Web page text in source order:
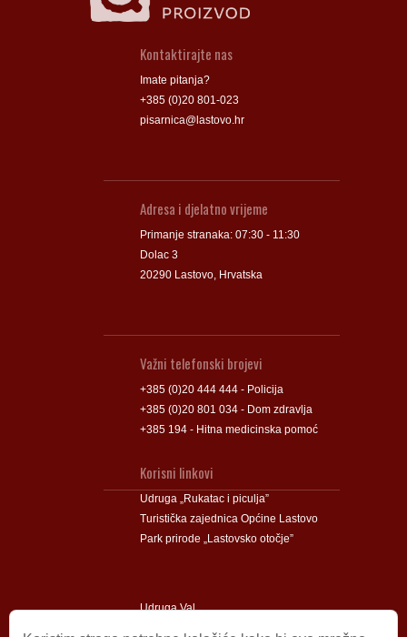
Kontaktirajte nas
Imate pitanja?
+385 (0)20 801-023
pisarnica@lastovo.hr
Adresa i djelatno vrijeme
Primanje stranaka: 07:30 - 11:30
Dolac 3
20290 Lastovo, Hrvatska
Važni telefonski brojevi
+385 (0)20 444 444 - Policija
+385 (0)20 801 034 - Dom zdravlja
+385 194 - Hitna medicinska pomoć
Korisni linkovi
Udruga „Rukatac i piculja”
Turistička zajednica Općine Lastovo
Park prirode „Lastovsko otočje”
Udruga Val